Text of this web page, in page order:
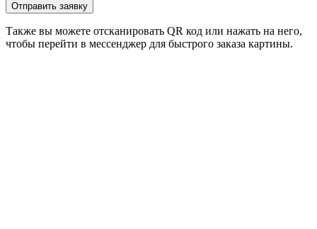
Отправить заявку
Также вы можете отсканировать QR код или нажать на него,
чтобы перейти в мессенджер для быстрого заказа картины.